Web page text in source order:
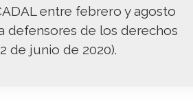
entre febrero y agosto
defensores de los derechos
de junio de 2020).